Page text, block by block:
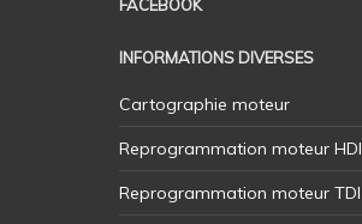
FACEBOOK
INFORMATIONS DIVERSES
Cartographie moteur
Reprogrammation moteur HDI
Reprogrammation moteur TDI